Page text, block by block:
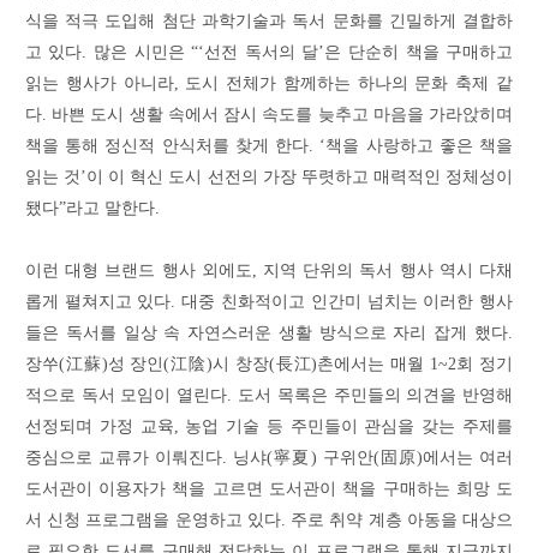
식을 적극 도입해 첨단 과학기술과 독서 문화를 긴밀하게 결합하
고 있다. 많은 시민은 “‘선전 독서의 달’은 단순히 책을 구매하고
읽는 행사가 아니라, 도시 전체가 함께하는 하나의 문화 축제 같
다. 바쁜 도시 생활 속에서 잠시 속도를 늦추고 마음을 가라앉히며
책을 통해 정신적 안식처를 찾게 한다. ‘책을 사랑하고 좋은 책을
읽는 것’이 이 혁신 도시 선전의 가장 뚜렷하고 매력적인 정체성이
됐다”라고 말한다.
이런 대형 브랜드 행사 외에도, 지역 단위의 독서 행사 역시 다채
롭게 펼쳐지고 있다. 대중 친화적이고 인간미 넘치는 이러한 행사
들은 독서를 일상 속 자연스러운 생활 방식으로 자리 잡게 했다.
장쑤(江蘇)성 장인(江陰)시 창장(長江)촌에서는 매월 1~2회 정기
적으로 독서 모임이 열린다. 도서 목록은 주민들의 의견을 반영해
선정되며 가정 교육, 농업 기술 등 주민들이 관심을 갖는 주제를
중심으로 교류가 이뤄진다. 닝샤(寧夏) 구위안(固原)에서는 여러
도서관이 이용자가 책을 고르면 도서관이 책을 구매하는 희망 도
서 신청 프로그램을 운영하고 있다. 주로 취약 계층 아동을 대상으